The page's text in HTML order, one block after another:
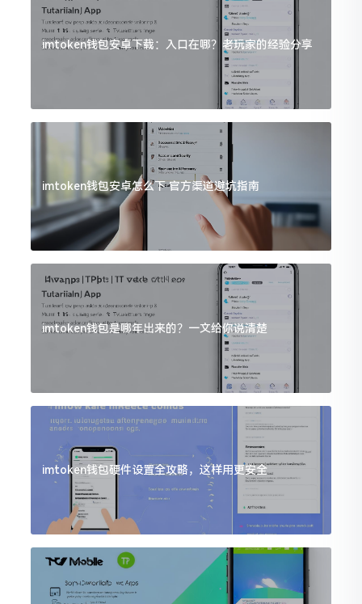
imtoken钱包安卓下载：入口在哪？老玩家的经验分享
imtoken钱包安卓怎么下 官方渠道避坑指南
imtoken钱包是哪年出来的？一文给你说清楚
imtoken钱包硬件设置全攻略，这样用更安全